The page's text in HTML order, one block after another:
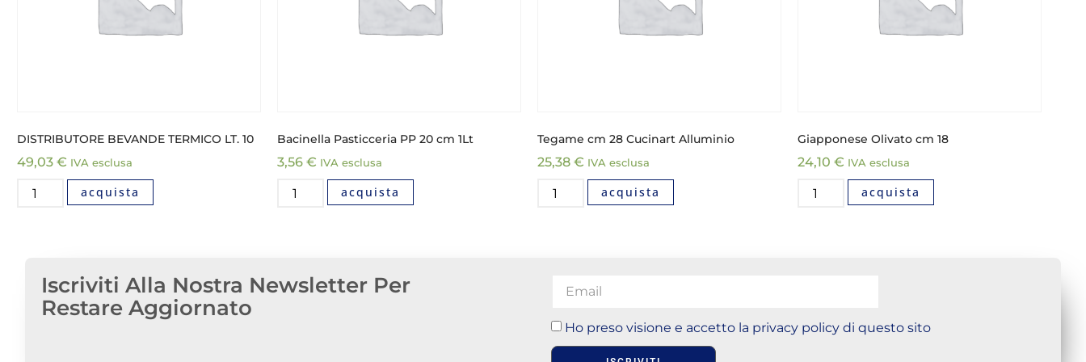
DISTRIBUTORE BEVANDE TERMICO LT. 10
49,03 € IVA esclusa
acquista
Bacinella Pasticceria PP 20 cm 1Lt
3,56 € IVA esclusa
acquista
Tegame cm 28 Cucinart Alluminio
25,38 € IVA esclusa
acquista
Giapponese Olivato cm 18
24,10 € IVA esclusa
acquista
Iscriviti Alla Nostra Newsletter Per
Restare Aggiornato
Ho preso visione e accetto la privacy policy di questo sito